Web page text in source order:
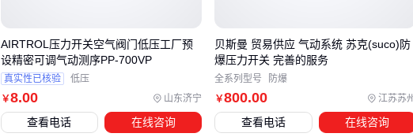
对于需要建立完整设备保护方案的用户，除了核心润滑脂选型
外，配套的
和云备份解决方案也应纳入考量。
特别是涉及连续生产的精密加工设备，突发停机时的数据保全
与系统快速恢复能力同样关键。
￥8.00 山东济宁
AIRTROL压力开关空气阀门低压工厂预
设精密可调气动测序PP-700VP
真实性已核验 低压
查看电话 在线咨询
￥800.00 江苏苏
贝斯曼 贸易供应 气动系统 苏克(suco)防
爆压力开关 完善的服务
全系列型号 防爆
查看电话 在线咨询